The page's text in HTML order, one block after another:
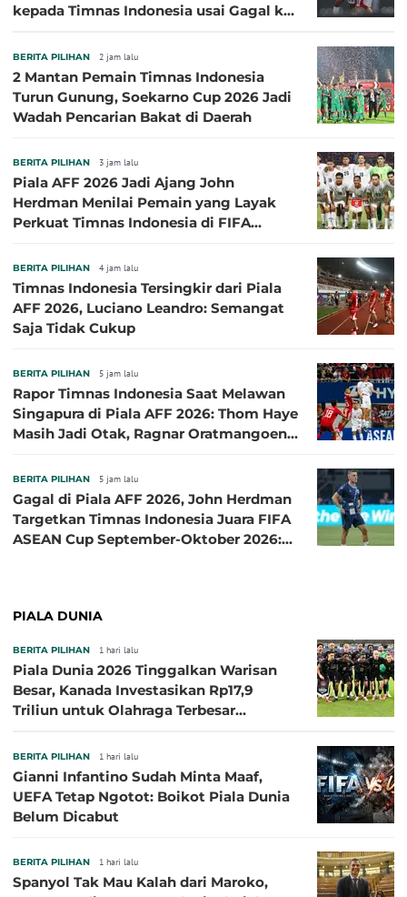
kepada Timnas Indonesia usai Gagal ke
BERITA PILIHAN 2 jam lalu
2 Mantan Pemain Timnas Indonesia
Turun Gunung, Soekarno Cup 2026 Jadi
Wadah Pencarian Bakat di Daerah
BERITA PILIHAN 3 jam lalu
Piala AFF 2026 Jadi Ajang John
Herdman Menilai Pemain yang Layak
Perkuat Timnas Indonesia di FIFA
BERITA PILIHAN 4 jam lalu
Timnas Indonesia Tersingkir dari Piala
AFF 2026, Luciano Leandro: Semangat
Saja Tidak Cukup
BERITA PILIHAN 5 jam lalu
Rapor Timnas Indonesia Saat Melawan
Singapura di Piala AFF 2026: Thom Haye
Masih Jadi Otak, Ragnar Oratmangoen
BERITA PILIHAN 5 jam lalu
Gagal di Piala AFF 2026, John Herdman
Targetkan Timnas Indonesia Juara FIFA
ASEAN Cup September-Oktober 2026:
PIALA DUNIA
BERITA PILIHAN 1 hari lalu
Piala Dunia 2026 Tinggalkan Warisan
Besar, Kanada Investasikan Rp17,9
Triliun untuk Olahraga Terbesar
BERITA PILIHAN 1 hari lalu
Gianni Infantino Sudah Minta Maaf,
UEFA Tetap Ngotot: Boikot Piala Dunia
Belum Dicabut
BERITA PILIHAN 1 hari lalu
Spanyol Tak Mau Kalah dari Maroko,